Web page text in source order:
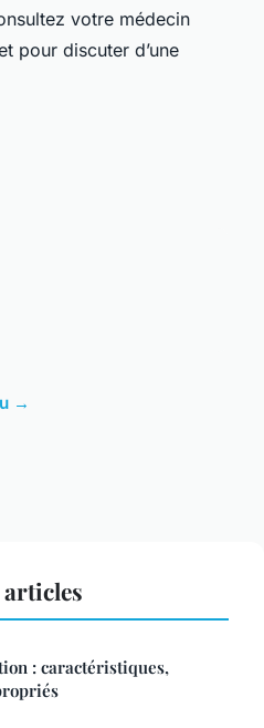
votre médecin
pour discuter d’une
→
: caractéristiques,